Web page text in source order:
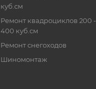
куб.см
Ремонт квадроциклов 200 -
400 куб.см
Ремонт снегоходов
Шиномонтаж